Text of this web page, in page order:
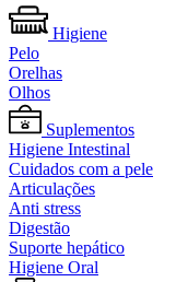
Higiene
Pelo
Orelhas
Olhos
Suplementos
Higiene Intestinal
Cuidados com a pele
Articulações
Anti stress
Digestão
Suporte hepático
Higiene Oral